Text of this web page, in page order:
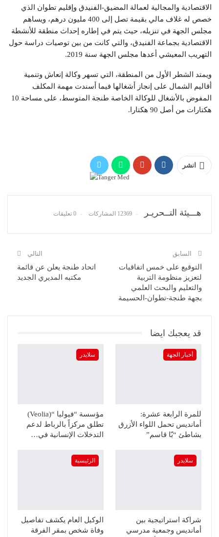
الاقتصادية والمجالية لعمالة المضيق-الفنيدق وإقليم تطوان الذي
خصص له غلاف مالي بقيمة تصل إلى 400 مليون درهم، ويساهم
مجلس الجهة في تنزيله، حيث يتم في إطاره إحداث منطقة للأنشطة
الاقتصادية بجماعة الفنيدق، والتي كانت من بين توصيات دراسة حول
التهريب المعيشي أعدها مجلس الجهة سنة 2019.
ويمتد الشطر الأول من المنطقة، التي تسهر وكالة إنعاش وتنمية
أقاليم الشمال على إنجاز أشغالها فيما أسندت مهمة المكلف
المفوض بالأشغال للوكالة الخاصة طنجة المتوسط، على مساحة 10
هكتارات من أصل 90 هكتارا.
انشر
هـــيئة التــحريـر 12369 المشاركات 0 تعليقات
السابق
التوقيع على خمس اتفاقيات
لتعزيز منظومة التربية
والتعليم والبحث العلمي
بجهة طنجة-تطوان-الحسيمة
التالي
اتحاد طنجة يعلن عن قائمة
مكتبه المديري الجديد
قد يعجبك ايضا
أخبار الجهة
للمرة الرابعة عشرة:
أمانديس تحمل اللواء الأزرق
بشاطئ “بّا قاسم”
سلايدر
مؤسسة “فيوليا “(Veolia)
تطلق مركزاً بالرباط لدعم
التدخلات الإنسانية في…
سلايدر
شراكة استراتيجية بين
أمانديس وجمعية مدرسي
الرئيسية
الوكيل العام يكشف تفاصيل
وفاة شخص بمقر الفرقة